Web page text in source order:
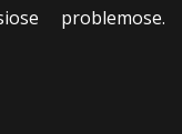
problemose.